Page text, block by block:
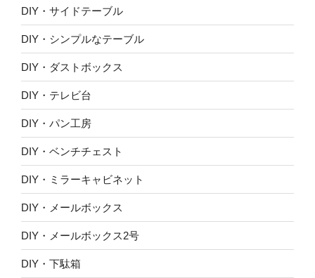
DIY・サイドテーブル
DIY・シンプルなテーブル
DIY・ダストボックス
DIY・テレビ台
DIY・パン工房
DIY・ベンチチェスト
DIY・ミラーキャビネット
DIY・メールボックス
DIY・メールボックス2号
DIY・下駄箱